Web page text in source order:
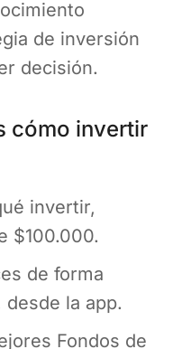
de inversión
decisión.
cómo invertir
invertir,
$100.000.
de forma
la app.
Fondos de